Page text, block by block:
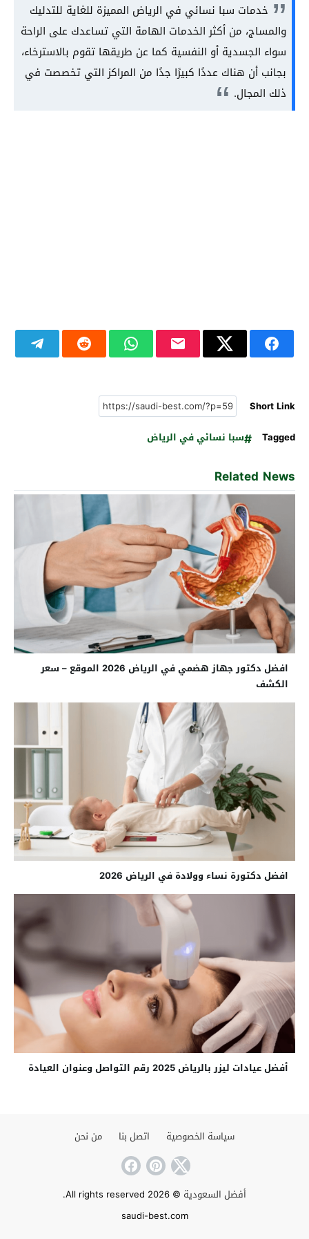
خدمات سبا نسائي في الرياض المميزة للغاية للتدليك
والمساج، من أكثر الخدمات الهامة التي تساعدك على الراحة
سواء الجسدية أو النفسية كما عن طريقها تقوم بالاسترخاء،
بجانب أن هناك عددًا كبيرًا جدًا من المراكز التي تخصصت في
ذلك المجال.
Short Link
Tagged
سبا نسائي في الرياض
Related News
افضل دكتور جهاز هضمي في الرياض 2026 الموقع – سعر
الكشف
افضل دكتورة نساء وولادة في الرياض 2026
أفضل عيادات ليزر بالرياض 2025 رقم التواصل وعنوان العيادة
سياسة الخصوصية اتصل بنا من نحن
أفضل السعودية © 2026 All rights reserved.
saudi-best.com